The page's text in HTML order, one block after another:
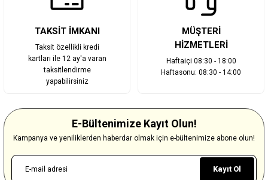
TAKSİT İMKANI
Taksit özellikli kredi
kartları ile 12 ay'a varan
taksitlendirme
yapabilirsiniz
MÜŞTERİ
HİZMETLERİ
Haftaiçi 08:30 - 18:00
Haftasonu: 08:30 - 14:00
E-Bültenimize Kayıt Olun!
Kampanya ve yeniliklerden haberdar olmak için e-bültenimize abone olun!
Kayıt Ol